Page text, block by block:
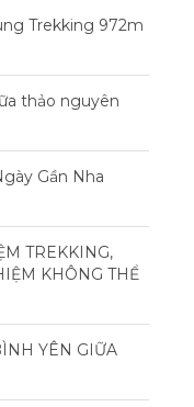
Trekking 972m
thảo nguyên
Gần Nha
TREKKING,
KHÔNG THỂ
YÊN GIỮA